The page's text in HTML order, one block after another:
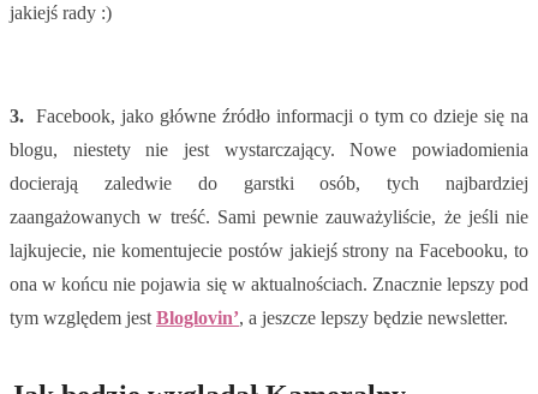
jakiejś rady :)
3. Facebook, jako główne źródło informacji o tym co dzieje się na
blogu, niestety nie jest wystarczający. Nowe powiadomienia
docierają zaledwie do garstki osób, tych najbardziej
zaangażowanych w treść. Sami pewnie zauważyliście, że jeśli nie
lajkujecie, nie komentujecie postów jakiejś strony na Facebooku, to
ona w końcu nie pojawia się w aktualnościach. Znacznie lepszy pod
tym względem jest Bloglovin’, a jeszcze lepszy będzie newsletter.